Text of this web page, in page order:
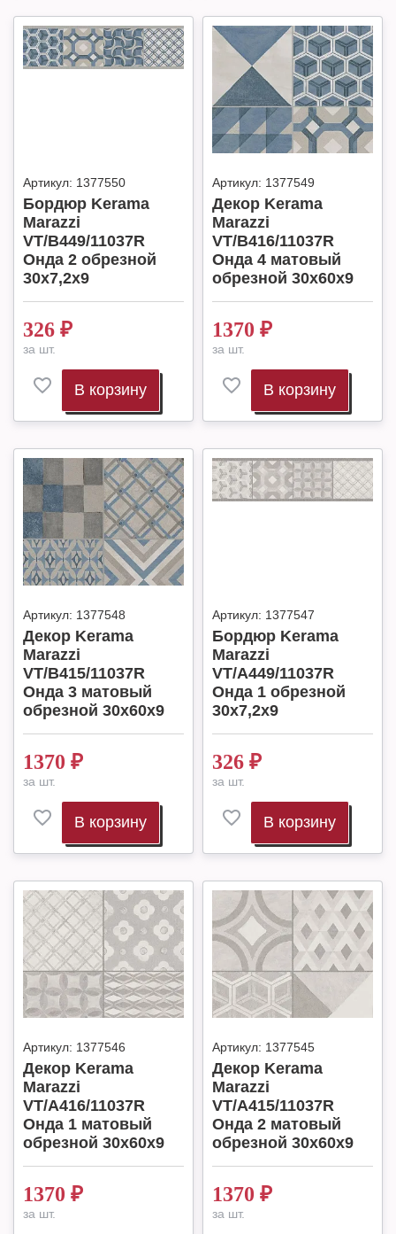
Артикул: 1377550
Бордюр Kerama
Marazzi
VT/B449/11037R
Онда 2 обрезной
30x7,2x9
326 ₽
за шт.
В корзину
Артикул: 1377549
Декор Kerama
Marazzi
VT/B416/11037R
Онда 4 матовый
обрезной 30x60x9
1370 ₽
за шт.
В корзину
Артикул: 1377548
Декор Kerama
Marazzi
VT/B415/11037R
Онда 3 матовый
обрезной 30x60x9
1370 ₽
за шт.
В корзину
Артикул: 1377547
Бордюр Kerama
Marazzi
VT/A449/11037R
Онда 1 обрезной
30x7,2x9
326 ₽
за шт.
В корзину
Артикул: 1377546
Декор Kerama
Marazzi
VT/A416/11037R
Онда 1 матовый
обрезной 30x60x9
1370 ₽
за шт.
Артикул: 1377545
Декор Kerama
Marazzi
VT/A415/11037R
Онда 2 матовый
обрезной 30x60x9
1370 ₽
за шт.